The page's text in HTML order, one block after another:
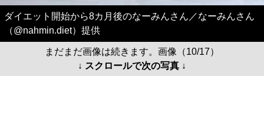
ダイエット開始から8カ月後のなーみんさん／なーみんさん
（@nahmin.diet）提供
まだまだ画像は続きます。画像（10/17）
↓ スクロールで次の写真 ↓